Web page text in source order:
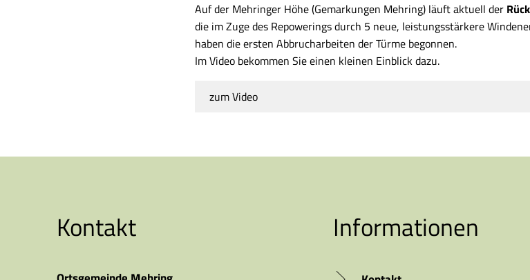
Auf der Mehringer Höhe (Gemarkungen Mehring) läuft aktuell der
die im Zuge des Repowerings durch 5 neue, leistungsstärkere
haben die ersten Abbrucharbeiten der Türme begonnen.
Im Video bekommen Sie einen kleinen Einblick dazu.
zum Video
Kontakt Informationen